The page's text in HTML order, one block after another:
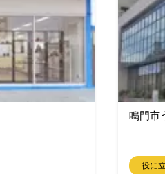
鳴門市
役に